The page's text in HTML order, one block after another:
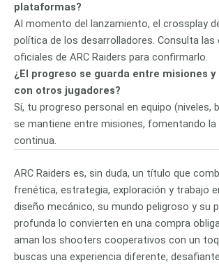
plataformas?
Al momento del lanzamiento, el crossplay
política de los desarrolladores. Consulta
oficiales de ARC Raiders para confirmarlo.
¿El progreso se guarda entre misiones
con otros jugadores?
Sí, tu progreso personal en equipo (niveles,
se mantiene entre misiones, fomentando
continua.
ARC Raiders es, sin duda, un título que
frenética, estrategia, exploración y trabajo
diseño mecánico, su mundo peligroso y su
profunda lo convierten en una compra
aman los shooters cooperativos con un
buscas una experiencia diferente,